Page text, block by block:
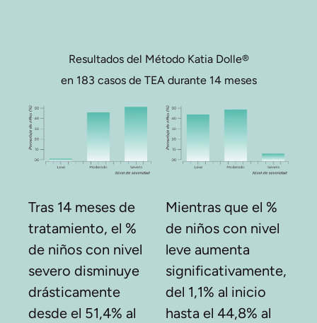
Resultados del Método Katia Dolle®
en 183 casos de TEA durante 14 meses
Tras 14 meses de
tratamiento, el %
de niños con nivel
severo disminuye
drásticamente
desde el 51,4% al
Mientras que el %
de niños con nivel
leve aumenta
significativamente,
del 1,1% al inicio
hasta el 44,8% al